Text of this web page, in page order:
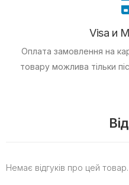
Visa и
Оплата замовлення на
товару можлива тільки
Немає відгуків про цей товар.